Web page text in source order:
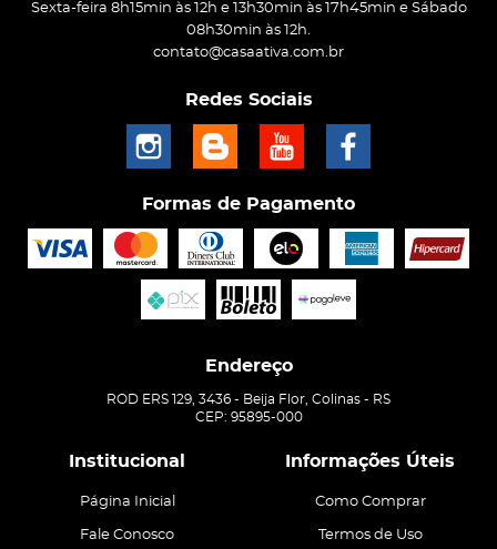
Sexta-feira 8h15min às 12h e 13h30min às 17h45min e Sábado
08h30min às 12h.
contato@casaativa.com.br
Redes Sociais
Formas de Pagamento
Endereço
ROD ERS 129, 3436 - Beija Flor, Colinas - RS
CEP: 95895-000
Institucional
Página Inicial
Fale Conosco
Informações Úteis
Como Comprar
Termos de Uso